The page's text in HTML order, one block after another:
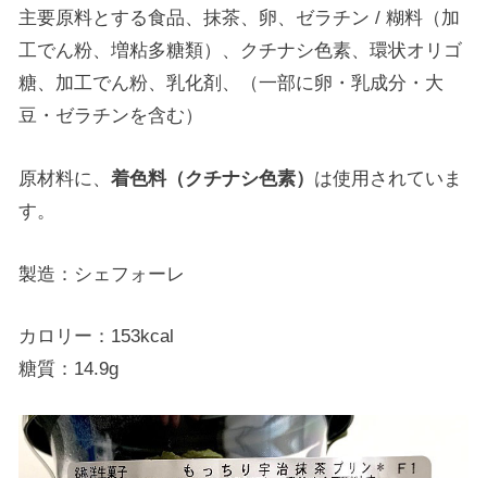
主要原料とする食品、抹茶、卵、ゼラチン / 糊料（加
工でん粉、増粘多糖類）、クチナシ色素、環状オリゴ
糖、加工でん粉、乳化剤、（一部に卵・乳成分・大
豆・ゼラチンを含む）
原材料に、着色料（クチナシ色素） は使用されていま
す。
製造：シェフォーレ
カロリー：153kcal
糖質：14.9g